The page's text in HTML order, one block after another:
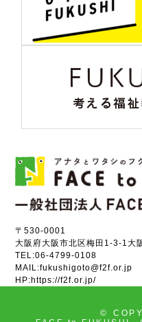
〒530-0001
大阪府大阪市北区梅田1-3-1大
TEL:06-4799-0108
MAIL:fukushigoto@f2f.or.jp
HP:https://f2f.or.jp/
©